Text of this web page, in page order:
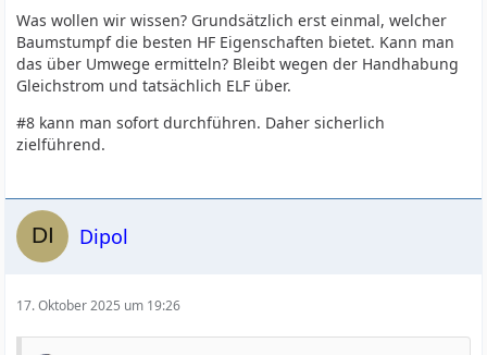
Was wollen wir wissen? Grundsätzlich erst einmal, welcher
Baumstumpf die besten HF Eigenschaften bietet. Kann man
das über Umwege ermitteln? Bleibt wegen der Handhabung
Gleichstrom und tatsächlich ELF über.
#8 kann man sofort durchführen. Daher sicherlich
zielführend.
Dipol
17. Oktober 2025 um 19:26